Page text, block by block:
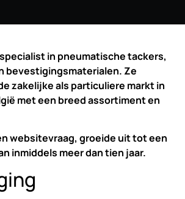
in pneumatische tackers,
bevestigingsmaterialen. Ze
zakelijke als particuliere markt in
met een breed assortiment en
websitevraag, groeide uit tot een
inmiddels meer dan tien jaar.